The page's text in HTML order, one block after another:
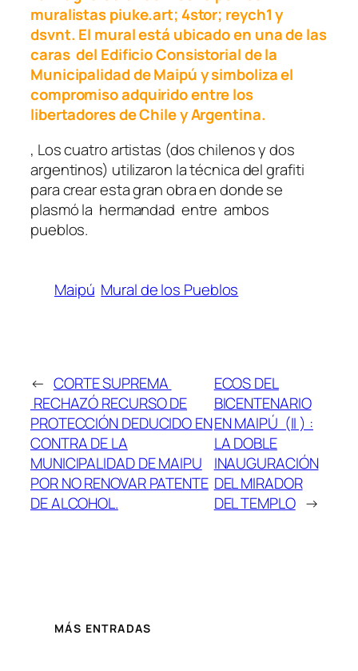
muralistas piuke.art; 4stor; reych1 y
dsvnt. El mural está ubicado en una de las
caras del Edificio Consistorial de la
Municipalidad de Maipú y simboliza el
compromiso adquirido entre los
libertadores de Chile y Argentina.
, Los cuatro artistas (dos chilenos y dos
argentinos) utilizaron la técnica del grafiti
para crear esta gran obra en donde se
plasmó la hermandad entre ambos
pueblos.
Maipú Mural de los Pueblos
← CORTE SUPREMA
RECHAZÓ RECURSO DE
PROTECCIÓN DEDUCIDO EN
CONTRA DE LA
MUNICIPALIDAD DE MAIPU
POR NO RENOVAR PATENTE
DE ALCOHOL.
ECOS DEL
BICENTENARIO
EN MAIPÚ (II ) :
LA DOBLE
INAUGURACIÓN
DEL MIRADOR
DEL TEMPLO →
MÁS ENTRADAS